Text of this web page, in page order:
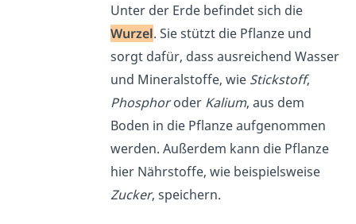
Unter der Erde befindet sich die
Wurzel. Sie stützt die Pflanze und
sorgt dafür, dass ausreichend Wasser
und Mineralstoffe, wie Stickstoff,
Phosphoroder Kalium, aus dem
Boden in die Pflanze aufgenommen
werden. Außerdem kann die Pflanze
hier Nährstoffe, wie beispielsweise
Zucker, speichern.